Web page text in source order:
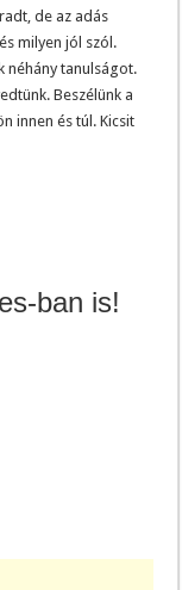
de az adás
milyen jól szól.
néhány tanulságot.
Beszélünk a
innen és túl. Kicsit
ban is!